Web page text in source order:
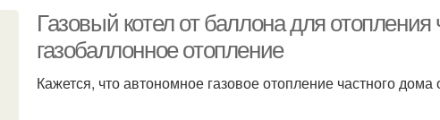
Газовый котел от баллона для
газобаллонное отопление
Кажется, что автономное газовое отопление частного